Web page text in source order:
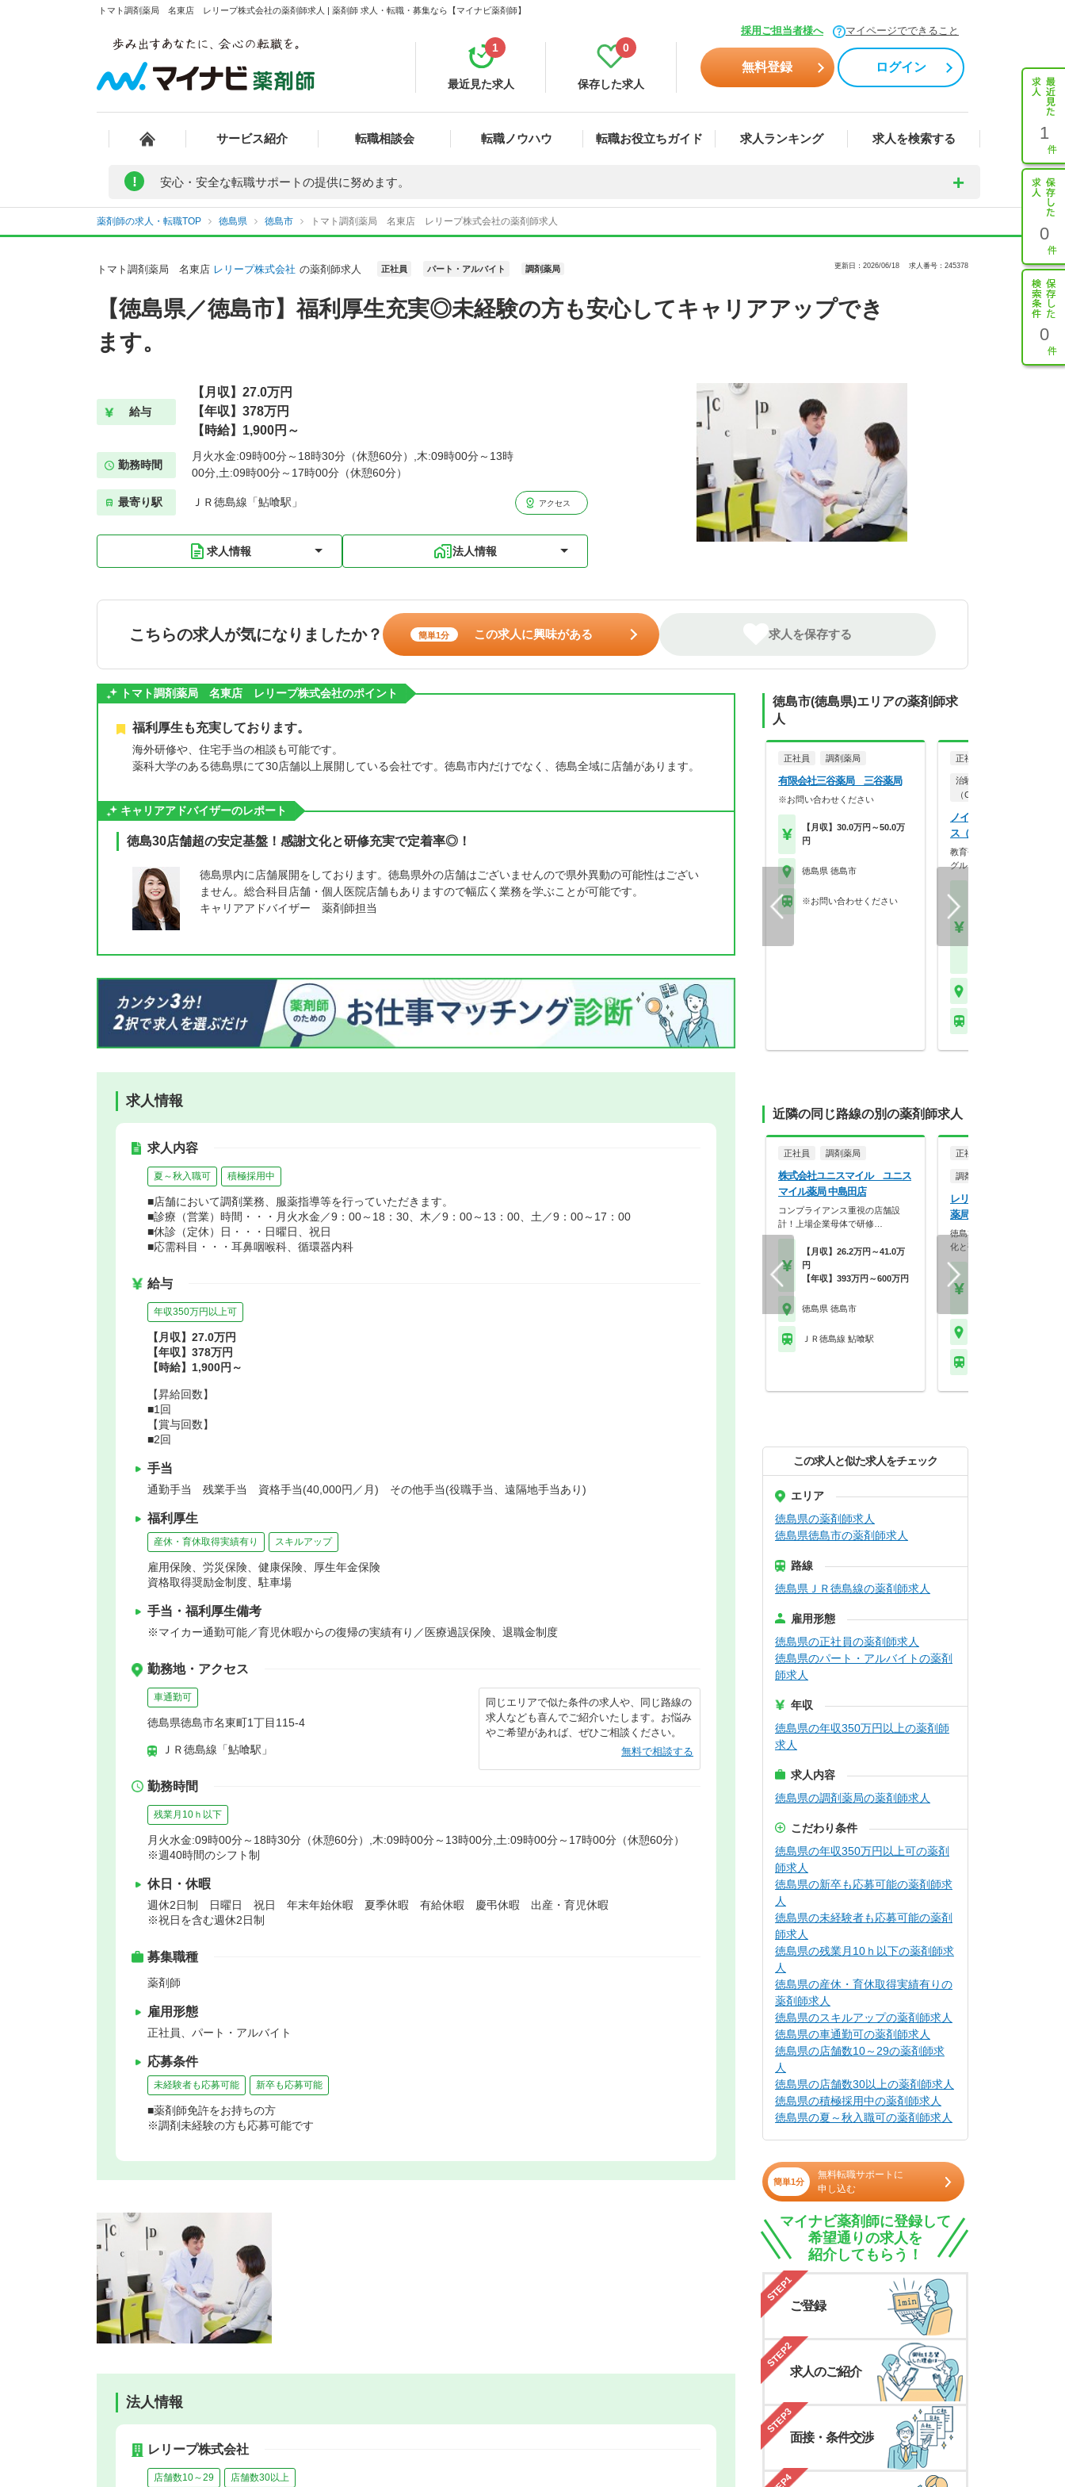
トマト調剤薬局 名東店 レリープ株式会社の薬剤師求人 | 薬剤師 求人・転職・募集なら【マイナビ薬剤師】
採用ご担当者様へ マイページでできること
最近見た求人
1
保存した求人
0
無料登録 ログイン
サービス紹介 転職相談会 転職ノウハウ 転職お役立ちガイド 求人ランキング 求人を検索する 1
0
0
! 安心・安全な転職サポートの提供に努めます。
薬剤師の求人・転職TOP 徳島県 徳島市 トマト調剤薬局 名東店 レリープ株式会社の薬剤師求人
トマト調剤薬局 名東店 レリープ株式会社 の薬剤師求人 正社員 パート・アルバイト 調剤薬局 更新日：2026/06/18 求人番号：245378
【徳島県／徳島市】福利厚生充実◎未経験の方も安心してキャリアアップでき
ます。
給与
【月収】27.0万円
【年収】378万円
【時給】1,900円～
勤務時間
月火水金:09時00分～18時30分（休憩60分）,木:09時00分～13時
00分,土:09時00分～17時00分（休憩60分）
最寄り駅 ＪＲ徳島線「鮎喰駅」 アクセス
求人情報 法人情報
こちらの求人が気になりましたか？ 簡単1分 この求人に興味がある 求人を保存する
トマト調剤薬局 名東店 レリープ株式会社のポイント
福利厚生も充実しております。
海外研修や、住宅手当の相談も可能です。
薬科大学のある徳島県にて30店舗以上展開している会社です。徳島市内だけでなく、徳島全域に店舗があります。
キャリアアドバイザーのレポート
徳島30店舗超の安定基盤！感謝文化と研修充実で定着率◎！
徳島県内に店舗展開をしております。徳島県外の店舗はございませんので県外異動の可能性はござい
ません。総合科目店舗・個人医院店舗もありますので幅広く業務を学ぶことが可能です。
キャリアアドバイザー 薬剤師担当
求人情報
求人内容
夏～秋入職可 積極採用中
■店舗において調剤業務、服薬指導等を行っていただきます。
■診療（営業）時間・・・月火水金／9：00～18：30、木／9：00～13：00、土／9：00～17：00
■休診（定休）日・・・日曜日、祝日
■応需科目・・・耳鼻咽喉科、循環器内科
給与
年収350万円以上可
【月収】27.0万円
【年収】378万円
【時給】1,900円～
【昇給回数】
■1回
【賞与回数】
■2回
手当
通勤手当 残業手当 資格手当(40,000円／月) その他手当(役職手当、遠隔地手当あり)
福利厚生
産休・育休取得実績有り スキルアップ
雇用保険、労災保険、健康保険、厚生年金保険
資格取得奨励金制度、駐車場
手当・福利厚生備考
※マイカー通勤可能／育児休暇からの復帰の実績有り／医療過誤保険、退職金制度
勤務地・アクセス
車通勤可
徳島県徳島市名東町1丁目115-4
ＪＲ徳島線「鮎喰駅」
同じエリアで似た条件の求人や、同じ路線の
求人なども喜んでご紹介いたします。お悩み
やご希望があれば、ぜひご相談ください。
無料で相談する
勤務時間
残業月10ｈ以下
月火水金:09時00分～18時30分（休憩60分）,木:09時00分～13時00分,土:09時00分～17時00分（休憩60分）
※週40時間のシフト制
休日・休暇
週休2日制 日曜日 祝日 年末年始休暇 夏季休暇 有給休暇 慶弔休暇 出産・育児休暇
※祝日を含む週休2日制
募集職種
薬剤師
雇用形態
正社員、パート・アルバイト
応募条件
未経験者も応募可能 新卒も応募可能
■薬剤師免許をお持ちの方
※調剤未経験の方も応募可能です
法人情報
レリープ株式会社
店舗数10～29 店舗数30以上
徳島市(徳島県)エリアの薬剤師求
人
正社員 調剤薬局
有限会社三谷薬局 三谷薬局
※お問い合わせください
【月収】30.0万円～50.0万
円
徳島県 徳島市
※お問い合わせください
正社員
治験コーディネーター
（CRC）
ノイエス株式会社 岡山
ス（徳島エリア担当）
教育研修制度が充実／エムス
グループでCRC募集…
近隣の同じ路線の別の薬剤師求人
正社員 調剤薬局
株式会社ユニスマイル ユニス
マイル薬局 中島田店
コンプライアンス重視の店舗設
計！上場企業母体で研修…
【月収】26.2万円～41.0万
円
【年収】393万円～600万円
徳島県 徳島市
ＪＲ徳島線 鮎喰駅
正社員
調剤薬局
レリープ株式会社 トマ
薬局 田宮店
徳島30店舗超の安定基盤！
化と研修充実で定着…
この求人と似た求人をチェック
エリア
徳島県の薬剤師求人
徳島県徳島市の薬剤師求人
路線
徳島県ＪＲ徳島線の薬剤師求人
雇用形態
徳島県の正社員の薬剤師求人
徳島県のパート・アルバイトの薬剤
師求人
年収
徳島県の年収350万円以上の薬剤師
求人
求人内容
徳島県の調剤薬局の薬剤師求人
こだわり条件
徳島県の年収350万円以上可の薬剤
師求人
徳島県の新卒も応募可能の薬剤師求
人
徳島県の未経験者も応募可能の薬剤
師求人
徳島県の残業月10ｈ以下の薬剤師求
人
徳島県の産休・育休取得実績有りの
薬剤師求人
徳島県のスキルアップの薬剤師求人
徳島県の車通勤可の薬剤師求人
徳島県の店舗数10～29の薬剤師求
人
徳島県の店舗数30以上の薬剤師求人
徳島県の積極採用中の薬剤師求人
徳島県の夏～秋入職可の薬剤師求人
簡単1分
無料転職サポートに
申し込む
マイナビ薬剤師に登録して
希望通りの求人を
紹介してもらう！
STEP1
ご登録
STEP2
求人のご紹介
STEP3
面接・条件交渉